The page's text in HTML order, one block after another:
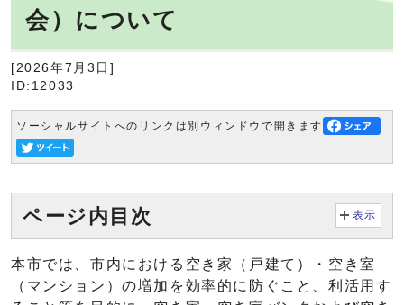
会）について
[2026年7月3日]
ID:12033
ソーシャルサイトへのリンクは別ウィンドウで開きます
ページ内目次 表示
本市では、市内における空き家（戸建て）・空き室
（マンション）の増加を効率的に防ぐこと、利活用す